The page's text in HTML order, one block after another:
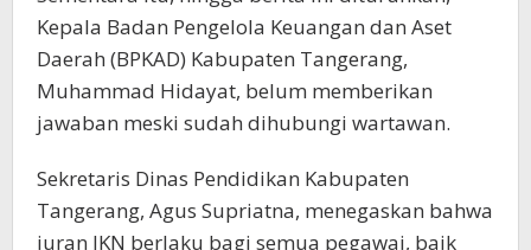
Kepala Badan Pengelola Keuangan dan Aset
Daerah (BPKAD) Kabupaten Tangerang,
Muhammad Hidayat, belum memberikan
jawaban meski sudah dihubungi wartawan.
Sekretaris Dinas Pendidikan Kabupaten
Tangerang, Agus Supriatna, menegaskan bahwa
iuran JKN berlaku bagi semua pegawai, baik